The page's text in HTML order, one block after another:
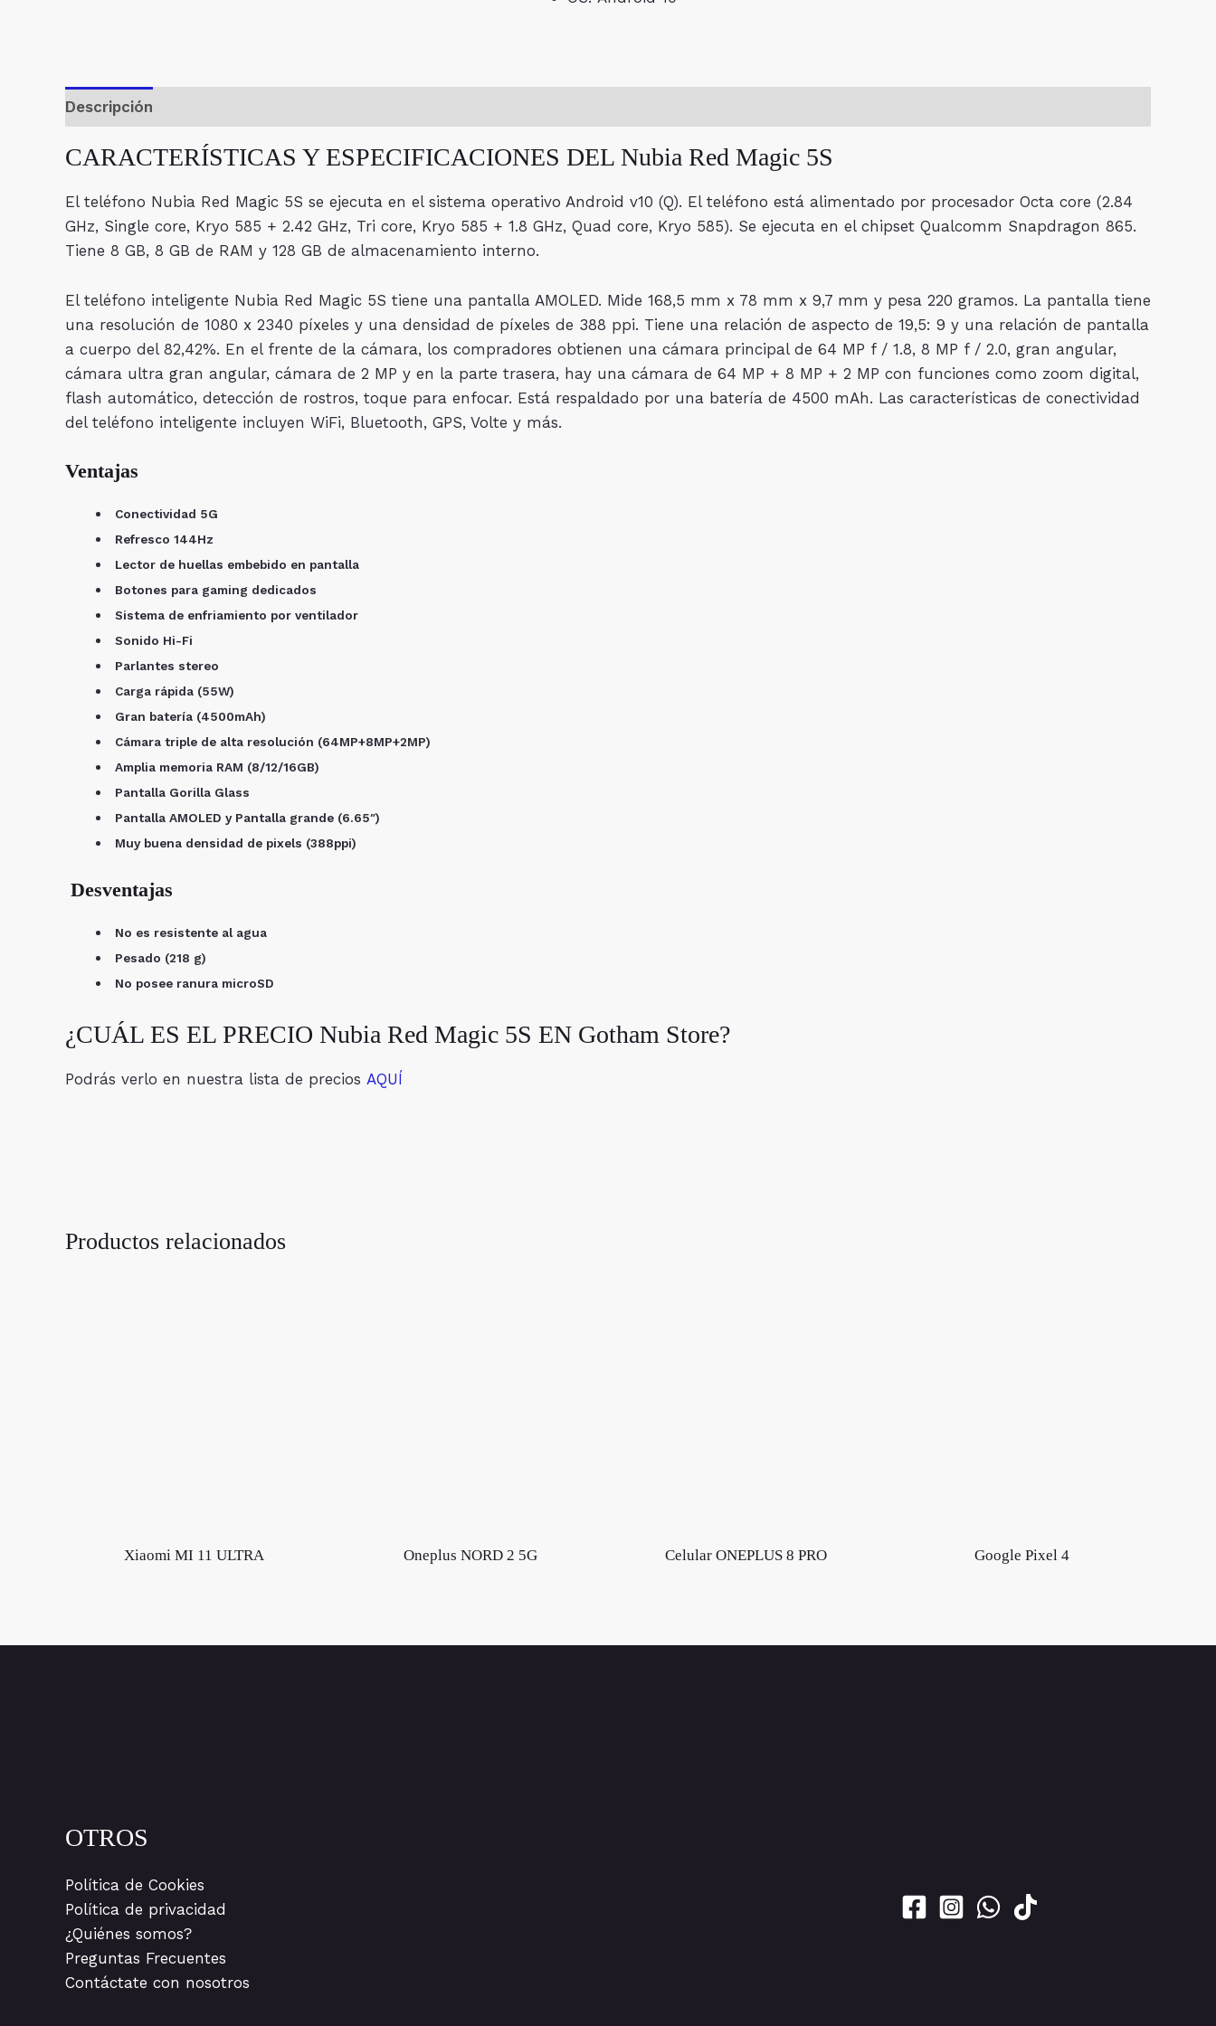
Descripción
CARACTERÍSTICAS Y ESPECIFICACIONES DEL Nubia Red Magic 5S
El teléfono Nubia Red Magic 5S se ejecuta en el sistema operativo Android v10 (Q). El teléfono está alimentado por procesador Octa core (2.84
GHz, Single core, Kryo 585 + 2.42 GHz, Tri core, Kryo 585 + 1.8 GHz, Quad core, Kryo 585). Se ejecuta en el chipset Qualcomm Snapdragon 865.
Tiene 8 GB, 8 GB de RAM y 128 GB de almacenamiento interno.
El teléfono inteligente Nubia Red Magic 5S tiene una pantalla AMOLED. Mide 168,5 mm x 78 mm x 9,7 mm y pesa 220 gramos. La pantalla tiene
una resolución de 1080 x 2340 píxeles y una densidad de píxeles de 388 ppi. Tiene una relación de aspecto de 19,5: 9 y una relación de pantalla
a cuerpo del 82,42%. En el frente de la cámara, los compradores obtienen una cámara principal de 64 MP f / 1.8, 8 MP f / 2.0, gran angular,
cámara ultra gran angular, cámara de 2 MP y en la parte trasera, hay una cámara de 64 MP + 8 MP + 2 MP con funciones como zoom digital,
flash automático, detección de rostros, toque para enfocar. Está respaldado por una batería de 4500 mAh. Las características de conectividad
del teléfono inteligente incluyen WiFi, Bluetooth, GPS, Volte y más.
Ventajas
Conectividad 5G
Refresco 144Hz
Lector de huellas embebido en pantalla
Botones para gaming dedicados
Sistema de enfriamiento por ventilador
Sonido Hi-Fi
Parlantes stereo
Carga rápida (55W)
Gran batería (4500mAh)
Cámara triple de alta resolución (64MP+8MP+2MP)
Amplia memoria RAM (8/12/16GB)
Pantalla Gorilla Glass
Pantalla AMOLED y Pantalla grande (6.65″)
Muy buena densidad de pixels (388ppi)
Desventajas
No es resistente al agua
Pesado (218 g)
No posee ranura microSD
¿CUÁL ES EL PRECIO Nubia Red Magic 5S EN Gotham Store?
Podrás verlo en nuestra lista de precios AQUÍ
Productos relacionados
Xiaomi MI 11 ULTRA Oneplus NORD 2 5G Celular ONEPLUS 8 PRO Google Pixel 4
OTROS
Política de Cookies
Política de privacidad
¿Quiénes somos?
Preguntas Frecuentes
Contáctate con nosotros